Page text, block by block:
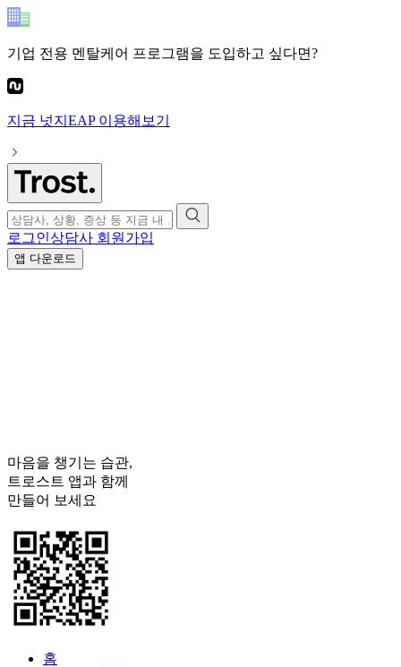
기업 전용 멘탈케어 프로그램을 도입하고 싶다면?
지금 넛지EAP이용해보기
로그인상담사 회원가입
앱 다운로드
마음을 챙기는 습관,
트로스트 앱과 함께
만들어 보세요
홈